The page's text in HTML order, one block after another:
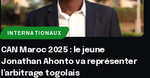
INTERNATIONAUX
CAN Maroc 2025 : le jeune
Jonathan Ahonto va représenter
l’arbitrage togolais